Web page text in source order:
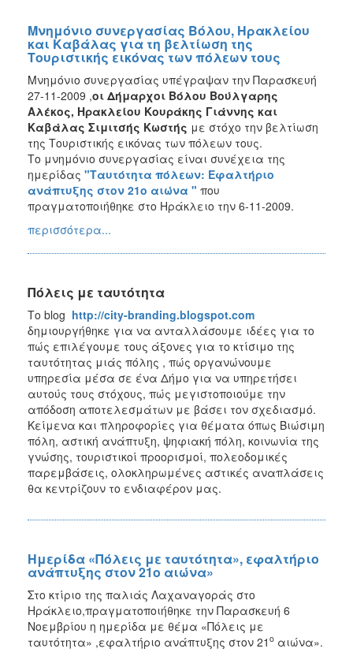
Κοιμητήρια
Κέντρο
Οικογένειας
ΤΟΠΟΣ
ΠΟΛΙΤΙΣΜΟΣ
ΑΝΘΕΚΤΙΚΗ
Μνημόνιο συνεργασίας Βόλου, Ηρακλείου
και Καβάλας για τη βελτίωση της
Τουριστικής εικόνας των πόλεων τους
Μνημόνιο συνεργασίας υπέγραψαν την Παρασκευή
27-11-2009 ,οι Δήμαρχοι Βόλου Βούλγαρης
Αλέκος, Ηρακλείου Κουράκης Γιάννης και
Καβάλας Σιμιτσής Κωστής με στόχο την βελτίωση
της Τουριστικής εικόνας των πόλεων τους.
Το μνημόνιο συνεργασίας είναι συνέχεια της
ημερίδας "Ταυτότητα πόλεων: Εφαλτήριο
ανάπτυξης στον 21ο αιώνα " που
πραγματοποιήθηκε στο Ηράκλειο την 6-11-2009.
περισσότερα...
Πόλεις με ταυτότητα
Το blog http://city-branding.blogspot.com
δημιουργήθηκε για να ανταλλάσουμε ιδέες για το
πώς επιλέγουμε τους άξονες για το κτίσιμο της
ταυτότητας μιάς πόλης , πώς οργανώνουμε
υπηρεσία μέσα σε ένα Δήμο για να υπηρετήσει
αυτούς τους στόχους, πώς μεγιστοποιούμε την
απόδοση αποτελεσμάτων με βάσει τον σχεδιασμό.
Κείμενα και πληροφορίες για θέματα όπως Βιώσιμη
πόλη, αστική ανάπτυξη, ψηφιακή πόλη, κοινωνία της
γνώσης, τουριστικοί προορισμοί, πολεοδομικές
παρεμβάσεις, ολοκληρωμένες αστικές αναπλάσεις
θα κεντρίζουν το ενδιαφέρον μας.
Ημερίδα «Πόλεις με ταυτότητα», εφαλτήριο
ανάπτυξης στον 21ο αιώνα»
Στο κτίριο της παλιάς Λαχαναγοράς στο
Ηράκλειο,πραγματοποιήθηκε την Παρασκευή 6
Νοεμβρίου η ημερίδα με θέμα «Πόλεις με
ταυτότητα» ,εφαλτήριο ανάπτυξης στον 21 ο αιώνα».